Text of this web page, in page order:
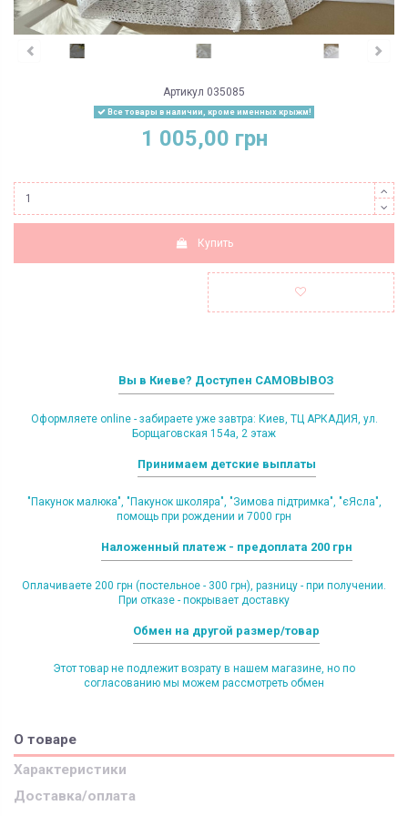
Артикул 035085
Все товары в наличии, кроме именных крыжм!
1 005,00 грн
Купить
Вы в Киеве? Доступен САМОВЫВОЗ
Оформляете online - забираете уже завтра: Киев, ТЦ АРКАДИЯ, ул.
Борщаговская 154а, 2 этаж
Принимаем детские выплаты
"Пакунок малюка", "Пакунок школяра", "Зимова підтримка", "єЯсла",
помощь при рождении и 7000 грн
Наложенный платеж - предоплата 200 грн
Оплачиваете 200 грн (постельное - 300 грн), разницу - при получении.
При отказе - покрывает доставку
Обмен на другой размер/товар
Этот товар не подлежит возрату в нашем магазине, но по
согласованию мы можем рассмотреть обмен
О товаре
Характеристики
Доставка/оплата